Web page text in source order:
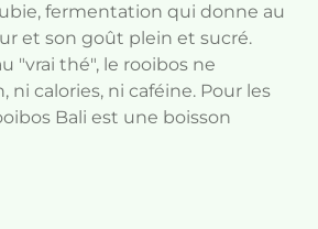
fermentation qui donne au
et son goût plein et sucré.
"vrai thé", le rooibos ne
calories, ni caféine. Pour les
Bali est une boisson